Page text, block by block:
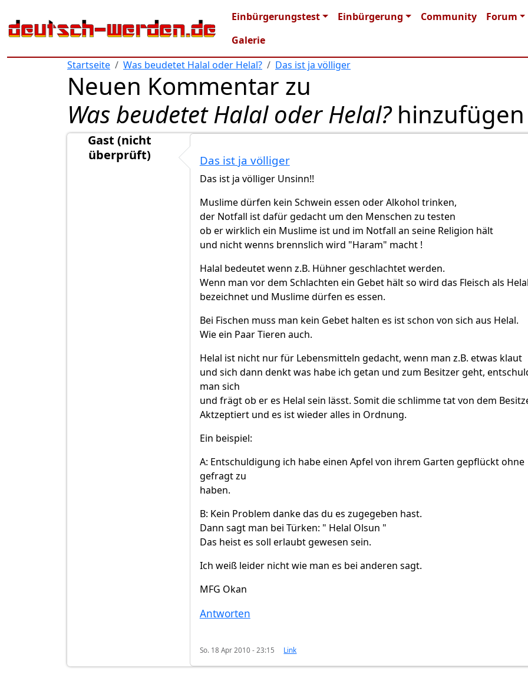
Main navigation
Einbürgerungstest Einbürgerung Community
Forum
Galerie
Startseite
Was beudetet Halal oder Helal? Das ist ja völliger
Neuen Kommentar zu
Was beudetet Halal oder Helal?hinzufügen
Gast (nicht
überprüft)
Das ist ja völliger
Das ist ja völliger Unsinn!!
Muslime dürfen kein Schwein essen oder Alkohol trinken,
der Notfall ist dafür gedacht um den Menschen zu testen
ob er wirklich ein Muslime ist und im Notfall an seine Religion hält
und nicht wenns brennslich wird "Haram" macht !
Halal bedeutet wenn z.B. Hühner geschlachtet werden.
Wenn man vor dem Schlachten ein Gebet hält so wird das Fleisch als
bezeichnet und Muslime dürfen es essen.
Bei Fischen muss man kein Gebet halten es ist schon von sich aus Helal.
Wie ein Paar Tieren auch.
Helal ist nicht nur für Lebensmitteln gedacht, wenn man z.B. etwas klaut
und sich dann denkt was habe ich getan und zum Besitzer geht,
man sich
und frägt ob er es Helal sein lässt. Somit die schlimme tat von dem
Aktzeptiert und es ist wieder alles in Ordnung.
Ein beispiel:
A: Entschuldigung ich habe einen Apfel von ihrem Garten gepflückt ohne
gefragt zu
haben.
B: Kein Problem danke das du es zugegeben hast.
Dann sagt man bei Türken: " Helal Olsun "
Das heist es soll erlaubt gewesen sein.
Ich weiß leider nicht wie man es bei anderen sagt.
MFG Okan
Antworten
So. 18 Apr 2010 - 23:15 Link